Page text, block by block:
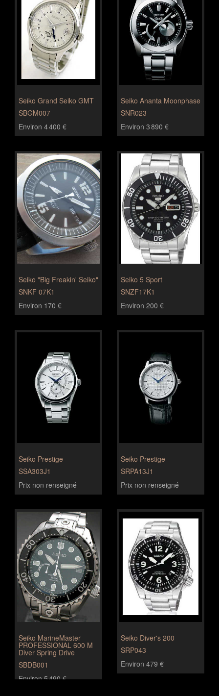
Seiko Grand Seiko GMT
SBGM007
Environ 4 400 €
Seiko Ananta Moonphase
SNR023
Environ 3 890 €
Seiko "Big Freakin' Seiko"
SNKF 07K1
Environ 170 €
Seiko 5 Sport
SNZF17K1
Environ 200 €
Seiko Prestige
SSA303J1
Prix non renseigné
Seiko Prestige
SRPA13J1
Prix non renseigné
Seiko MarineMaster
PROFESSIONAL 600 M
Diver Spring Drive
SBDB001
Environ 5 490 €
Seiko Diver's 200
SRP043
Environ 479 €